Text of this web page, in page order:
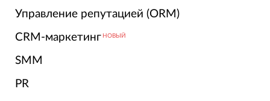
Управление репутацией (ORM)
CRM-маркетинг НОВЫЙ
SMM
PR